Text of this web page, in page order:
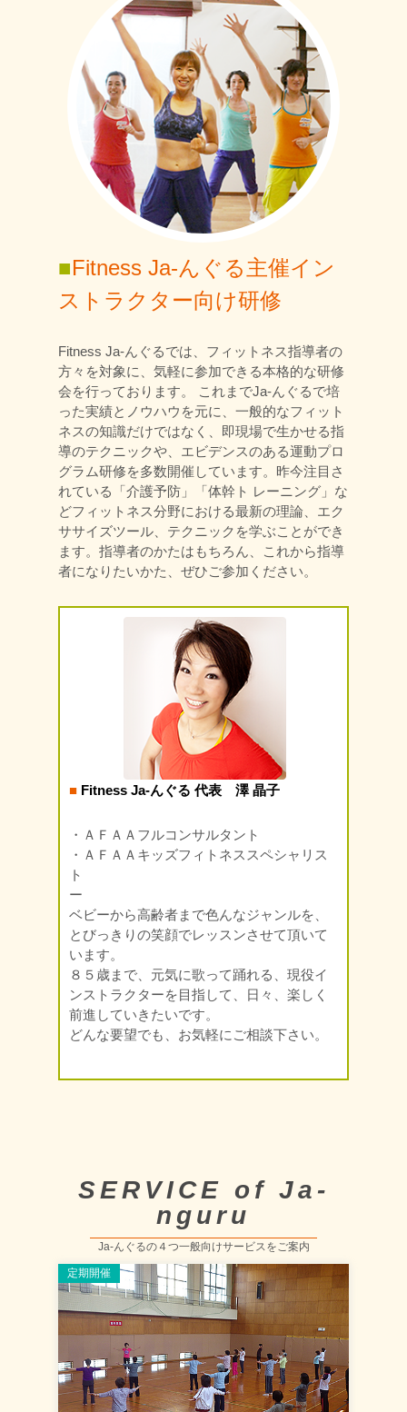
■Fitness Ja-んぐる主催イン
ストラクター向け研修
Fitness Ja-んぐるでは、フィットネス指導者の
方々を対象に、気軽に参加できる本格的な研修
会を行っております。 これまでJa-んぐるで培
った実績とノウハウを元に、一般的なフィット
ネスの知識だけではなく、即現場で生かせる指
導のテクニックや、エビデンスのある運動プロ
グラム研修を多数開催しています。昨今注目さ
れている「介護予防」「体幹ト レーニング」な
どフィットネス分野における最新の理論、エク
ササイズツール、テクニックを学ぶことができ
ます。指導者のかたはもちろん、これから指導
者になりたいかた、ぜひご参加ください。
■ Fitness Ja-んぐる 代表 澤 晶子
・ＡＦＡＡフルコンサルタント
・ＡＦＡＡキッズフィトネススペシャリス
ト
ー
ベビーから高齢者まで色んなジャンルを、
とびっきりの笑顔でレッスンさせて頂いて
います。
８５歳まで、元気に歌って踊れる、現役イ
ンストラクターを目指して、日々、楽しく
前進していきたいです。
どんな要望でも、お気軽にご相談下さい。
SERVICE of Ja-
nguru
Ja-んぐるの４つ一般向けサービスをご案内
定期開催